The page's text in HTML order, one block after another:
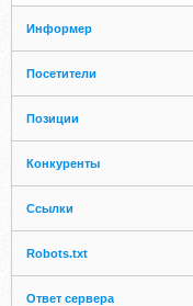
Информер
Посетители
Позиции
Конкуренты
Ссылки
Robots.txt
Ответ сервера